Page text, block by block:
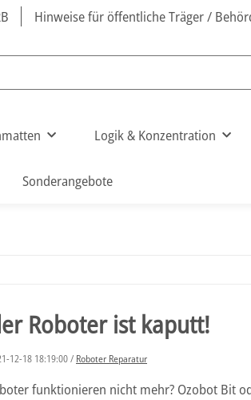
Hinweise für öffentliche Träger /
Logik & Konzentration
Sonderangebote
Roboter ist kaputt!
12-18 18:19:00/ Roboter Reparatur
funktionieren nicht mehr? Ozobot Bit